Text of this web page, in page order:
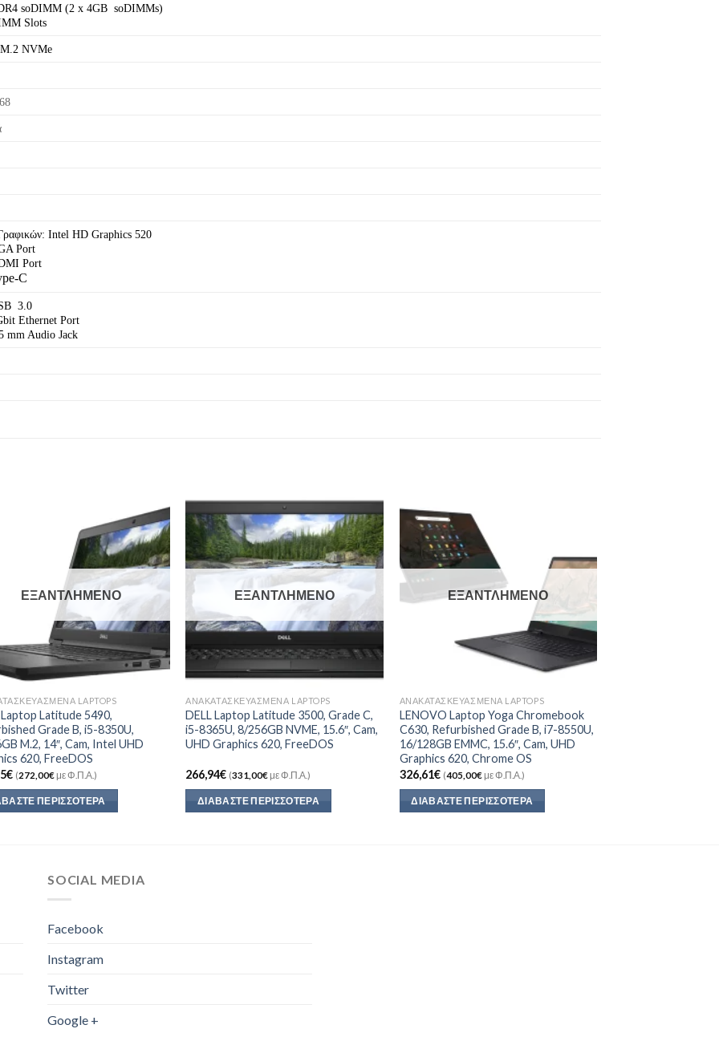
soDIMM (2 x 4GB soDIMMs)
Slots
NVMe
Intel HD Graphics 520
Port
Port
C
3.0
Ethernet Port
mm Audio Jack
Add to
Wishlist
ΕΞΑΝΤΛΗΜΈΝΟ
LAPTOPS
Laptop Latitude 5490,
Grade B, i5-8350U,
M.2, 14″, Cam, Intel UHD
620, FreeDOS
€ (272,00€με Φ.Π.Α.)
ΠΕΡΙΣΣΌΤΕΡΑ
Add to
Wishlist
ΕΞΑΝΤΛΗΜΈΝΟ
ΑΝΑΚΑΤΑΣΚΕΥΑΣΜΈΝΑ LAPTOPS
DELL Laptop Latitude 3500, Grade C,
i5-8365U, 8/256GB NVME, 15.6″, Cam,
UHD Graphics 620, FreeDOS
266,94€ (331,00€με Φ.Π.Α.)
ΔΙΑΒΆΣΤΕ ΠΕΡΙΣΣΌΤΕΡΑ
Add to
ΕΞΑΝΤΛΗΜΈΝΟ
ΑΝΑΚΑΤΑΣΚΕΥΑΣΜΈΝΑ LAPTOPS
LENOVO Laptop Yoga Chromebook
C630, Refurbished Grade B, i7-8550U,
16/128GB EMMC, 15.6″, Cam, UHD
Graphics 620, Chrome OS
326,61€ (405,00€με Φ.Π.Α.)
ΔΙΑΒΆΣΤΕ ΠΕΡΙΣΣΌΤΕΡΑ
SOCIAL MEDIA
Facebook
Instagram
Twitter
Google +